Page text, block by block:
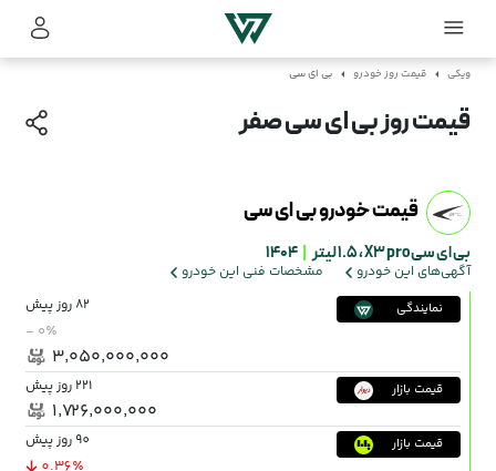
ویکی قیمت روز خودرو بی ای سی
قیمت روز بی ای سی صفر
قیمت خودرو بی ای سی
بی ای سی X3 pro ، 1.5 لیتر 1404
آگهی‌های این خودرو مشخصات فنی این خودرو
نمایندگی 82 روز پیش
- ۰٪
۳٬۰۵۰٬۰۰۰٬۰۰۰
قیمت بازار 221 روز پیش
۱٬۷۲۶٬۰۰۰٬۰۰۰
قیمت بازار 90 روز پیش
0.36٪